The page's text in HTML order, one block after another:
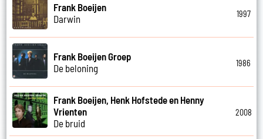
Frank Boeijen
Darwin
1997
Frank Boeijen Groep
De beloning
1986
Frank Boeijen, Henk Hofstede en Henny
Vrienten
De bruid
2008